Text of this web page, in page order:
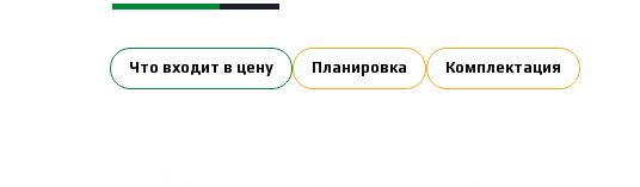
Что входит в цену Планировка Комплектация